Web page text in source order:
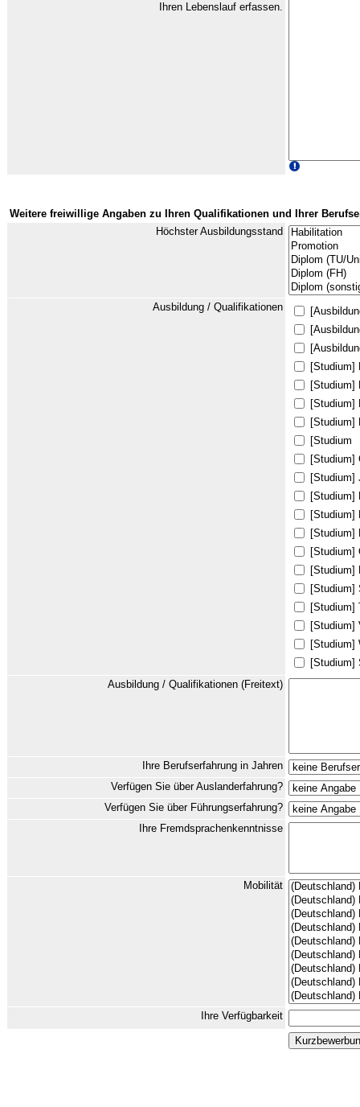
Ihren Lebenslauf erfassen.
Weitere freiwillige Angaben zu Ihren Qualifikationen und Ihrer
Höchster Ausbildungsstand
Ausbildung / Qualifikationen
[Studium]
[Studium]
[Studium]
[Studium]
[Studium
[Studium]
[Studium]
[Studium]
[Studium]
[Studium]
[Studium]
[Studium]
[Studium]
[Studium]
[Studium]
[Studium]
[Studium]
Ausbildung / Qualifikationen (Freitext)
Ihre Berufserfahrung in Jahren
Verfügen Sie über Auslanderfahrung?
Verfügen Sie über Führungserfahrung?
Ihre Fremdsprachenkenntnisse
Mobilität
Ihre Verfügbarkeit